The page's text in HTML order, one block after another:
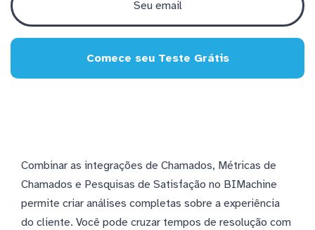
Comece seu Teste Grátis
Combinar as integrações de Chamados, Métricas de
Chamados e Pesquisas de Satisfação no BIMachine
permite criar análises completas sobre a experiência
do cliente. Você pode cruzar tempos de resolução com